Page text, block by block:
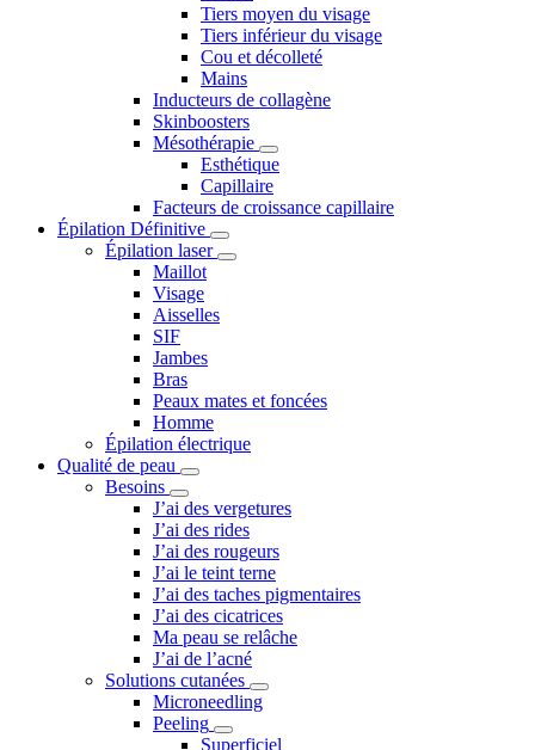
Tiers moyen du visage
Tiers inférieur du visage
Cou et décolleté
Mains
Inducteurs de collagène
Skinboosters
Mésothérapie
Esthétique
Capillaire
Facteurs de croissance capillaire
Épilation Définitive
Épilation laser
Maillot
Visage
Aisselles
SIF
Jambes
Bras
Peaux mates et foncées
Homme
Épilation électrique
Qualité de peau
Besoins
J’ai des vergetures
J’ai des rides
J’ai des rougeurs
J’ai le teint terne
J’ai des taches pigmentaires
J’ai des cicatrices
Ma peau se relâche
J’ai de l’acné
Solutions cutanées
Microneedling
Peeling
Superficiel